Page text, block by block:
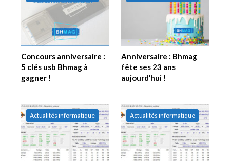
Concours anniversaire :
5 clés usb Bhmag à
gagner !
Anniversaire : Bhmag
fête ses 23 ans
aujourd’hui !
Actualités informatique Actualités informatique